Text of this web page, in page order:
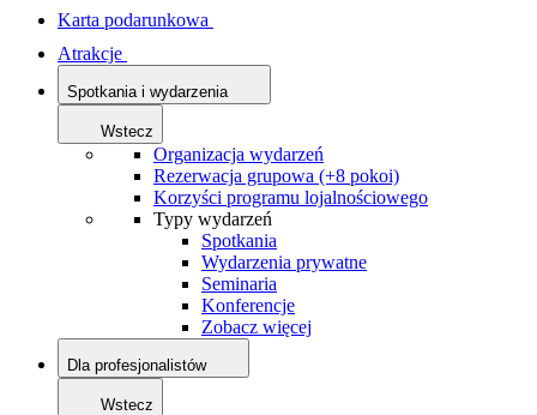
Karta podarunkowa
Atrakcje
Spotkania i wydarzenia
Wstecz
Organizacja wydarzeń
Rezerwacja grupowa (+8 pokoi)
Korzyści programu lojalnościowego
Typy wydarzeń
Spotkania
Wydarzenia prywatne
Seminaria
Konferencje
Zobacz więcej
Dla profesjonalistów
Wstecz